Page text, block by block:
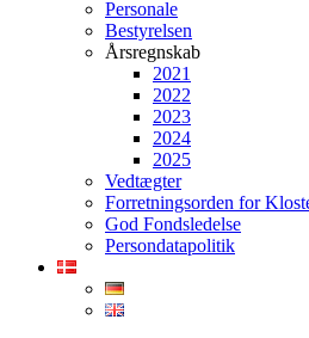
Personale
Bestyrelsen
Årsregnskab
2021
2022
2023
2024
2025
Vedtægter
Forretningsorden for
God Fondsledelse
Persondatapolitik